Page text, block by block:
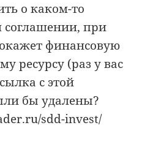
о каком-то
при
финансовую
ресурсу (раз у вас
с этой
бы удалены?
sdd-invest/